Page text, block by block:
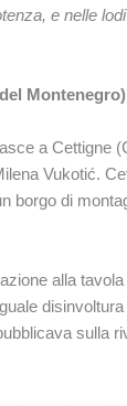
e nelle
a Cettigne
Vukotić.
borgo di
alla
sulla